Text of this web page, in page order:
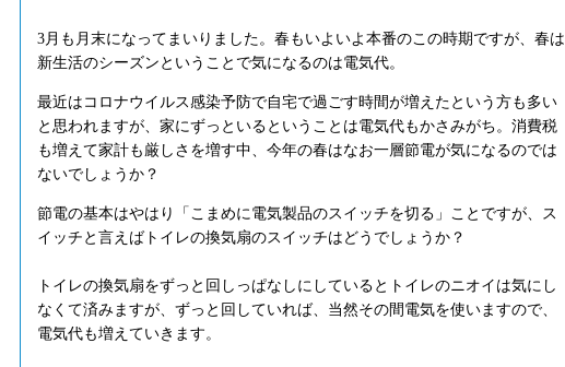
3月も月末になってまいりました。春もいよいよ本番のこの時期ですが、春は
新生活のシーズンということで気になるのは電気代。
最近はコロナウイルス感染予防で自宅で過ごす時間が増えたという方も多い
と思われますが、家にずっといるということは電気代もかさみがち。消費税
も増えて家計も厳しさを増す中、今年の春はなお一層節電が気になるのでは
ないでしょうか？
節電の基本はやはり「こまめに電気製品のスイッチを切る」ことですが、ス
イッチと言えばトイレの換気扇のスイッチはどうでしょうか？
トイレの換気扇をずっと回しっぱなしにしているとトイレのニオイは気にし
なくて済みますが、ずっと回していれば、当然その間電気を使いますので、
電気代も増えていきます。